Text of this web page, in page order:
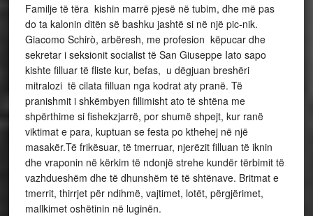
Familje të tëra kishin marrë pjesë në tubim, dhe më pas
do ta kalonin ditën së bashku jashtë si në një pic-nik.
Giacomo Schirò, arbëresh, me profesion këpucar dhe
sekretar i seksionit socialist të San Giuseppe Iato sapo
kishte filluar të fliste kur, befas, u dëgjuan breshëri
mitralozi të cilata filluan nga kodrat aty pranë. Të
pranishmit i shkëmbyen fillimisht ato të shtëna me
shpërthime si fishekzjarrë, por shumë shpejt, kur ranë
viktimat e para, kuptuan se festa po kthehej në një
masakër.Të frikësuar, të tmerruar, njerëzit filluan të iknin
dhe vraponin në kërkim të ndonjë strehe kundër tërbimit të
vazhdueshëm dhe të dhunshëm të të shtënave. Britmat e
tmerrit, thirrjet për ndihmë, vajtimet, lotët, përgjërimet,
mallkimet oshëtinin në luginën.